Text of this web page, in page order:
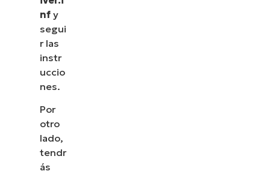
nfy
segui
r las
instr
uccio
nes.
Por
otro
lado,
tendr
ás
cómo NinjaOne simplifica tareas de TI como la
gestión de endpoints, el parcheo, el MDM, la
gestión de tickets y mucho más.